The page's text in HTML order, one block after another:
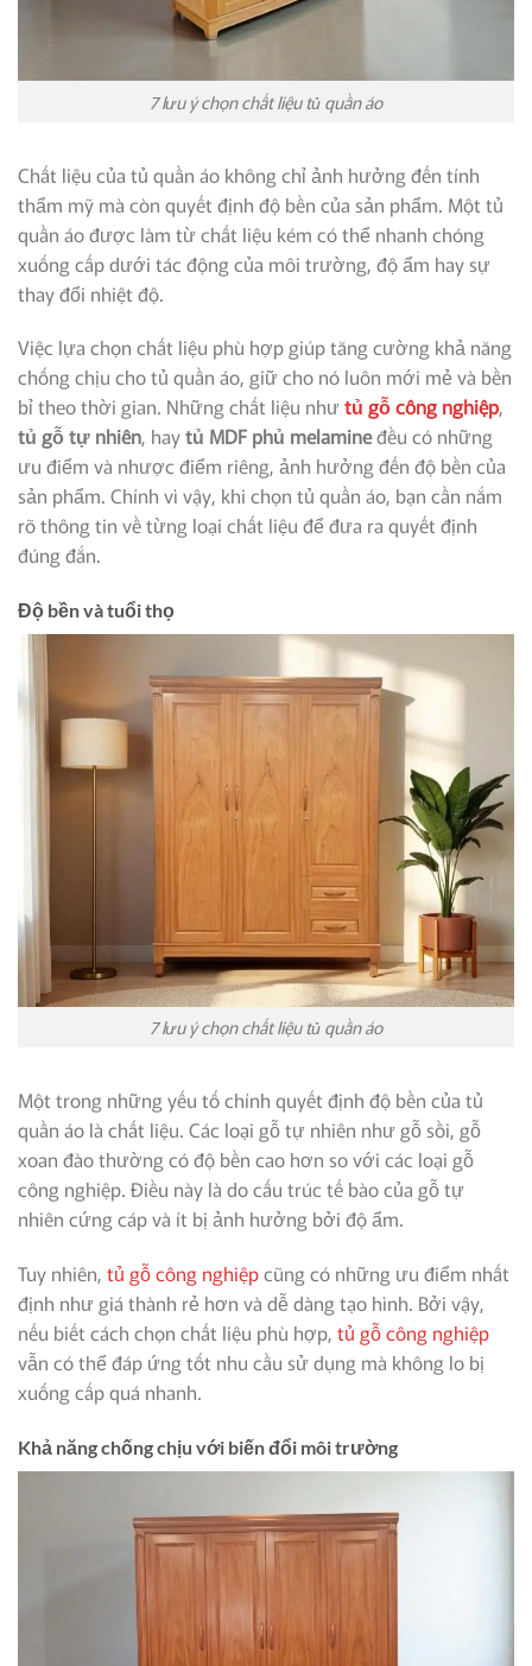
7 lưu ý chọn chất liệu tủ quần áo
Chất liệu của tủ quần áo không chỉ ảnh hưởng đến tính
thẩm mỹ mà còn quyết định độ bền của sản phẩm. Một tủ
quần áo được làm từ chất liệu kém có thể nhanh chóng
xuống cấp dưới tác động của môi trường, độ ẩm hay sự
thay đổi nhiệt độ.
Việc lựa chọn chất liệu phù hợp giúp tăng cường khả năng
chống chịu cho tủ quần áo, giữ cho nó luôn mới mẻ và bền
bỉ theo thời gian. Những chất liệu nhưtủ gỗ công nghiệp,
tủ gỗ tự nhiên, haytủ MDF phủ melamineđều có những
ưu điểm và nhược điểm riêng, ảnh hưởng đến độ bền của
sản phẩm. Chính vì vậy, khi chọn tủ quần áo, bạn cần nắm
rõ thông tin về từng loại chất liệu để đưa ra quyết định
đúng đắn.
Độ bền và tuổi thọ
7 lưu ý chọn chất liệu tủ quần áo
Một trong những yếu tố chính quyết định độ bền của tủ
quần áo là chất liệu. Các loại gỗ tự nhiên như gỗ sồi, gỗ
xoan đào thường có độ bền cao hơn so với các loại gỗ
công nghiệp. Điều này là do cấu trúc tế bào của gỗ tự
nhiên cứng cáp và ít bị ảnh hưởng bởi độ ẩm.
Tuy nhiên, tủ gỗ công nghiệpcũng có những ưu điểm nhất
định như giá thành rẻ hơn và dễ dàng tạo hình. Bởi vậy,
nếu biết cách chọn chất liệu phù hợp, tủ gỗ công nghiệp
vẫn có thể đáp ứng tốt nhu cầu sử dụng mà không lo bị
xuống cấp quá nhanh.
Khả năng chống chịu với biến đổi môi trường